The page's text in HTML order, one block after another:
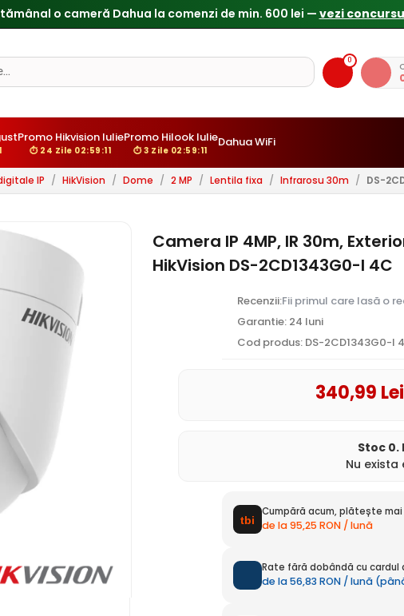
0
Promo Hikvision Iulie
⏱ 24 Zile 02:59:10
Promo Hilook Iulie
⏱ 3 Zile 02:59:10
Dahua WiFi
IP / HikVision / Dome / 2 MP / Lentila fixa / Infrarosu 30m / DS-
Camera IP 4MP, IR 30m,
HikVision DS-2CD1343G0-I 4C
Recenzii:Fii primul care lasă o
Garantie: 24 luni
Cod produs: DS-2CD1343G0-I
340,99 Lei
Stoc 0.
Nu exista
Cumpără acum, plătește mai
de la 95,25 RON / lună
Rate fără dobândă cu cardul
de la 56,83 RON / lună